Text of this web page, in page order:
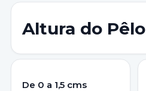
Altura do Pêlo
De 0 a 1,5 cms